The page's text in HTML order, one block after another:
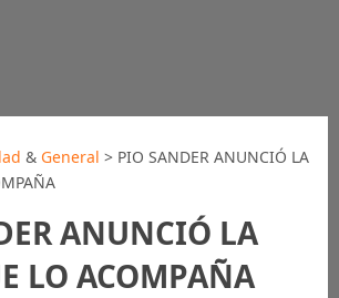
& General > PIO SANDER ANUNCIÓ LA
ANUNCIÓ LA
LO ACOMPAÑA